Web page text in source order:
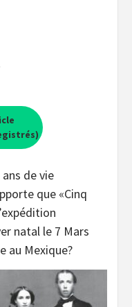
de vie
que «Cinq
natal le 7 Mars
au Mexique?